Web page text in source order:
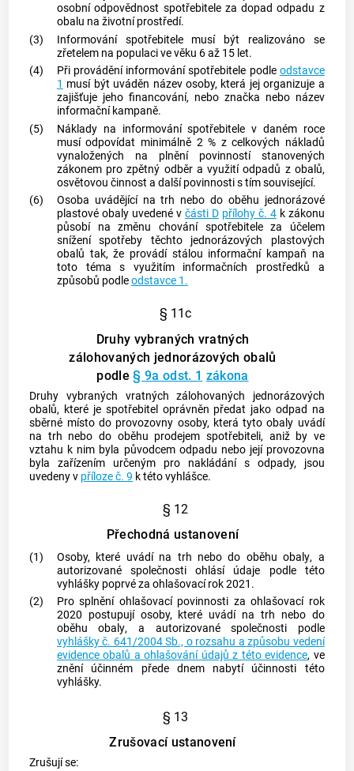
osobní odpovědnost spotřebiteleza dopad odpadu z
obalu na životní prostředí.
(3)
Informování spotřebitelemusí být realizováno se
zřetelem na populaci ve věku 6 až 15 let.
(4)
Při provádění informováníspotřebitele podle odstavce
1 musí být uváděn název osoby, která jej organizuje a
zajišťuje jeho financování, nebo značka nebo název
informační kampaně.
(5)
Náklady na informováníspotřebitele v daném roce
musí odpovídat minimálně 2 % z celkových nákladů
vynaložených na plnění povinností stanovených
zákonem pro zpětný odběr a využití odpadů z obalů,
osvětovou činnost a další povinnosti s tím související.
(6)
Osoba uvádějící na trh nebo do oběhu jednorázové
plastové obalyuvedené v části D přílohy č. 4k zákonu
působí na změnu chování spotřebiteleza účelem
snížení spotřeby těchto jednorázových plastových
obalů tak, že provádí stálou informační kampaň na
toto téma s využitím informačních prostředků a
způsobů podleodstavce 1.
§ 11c
Druhy vybraných vratných
zálohovaných jednorázových obalů
podle§ 9a odst. 1 zákona
Druhy vybraných vratných zálohovaných jednorázových
obalů, které je spotřebitel oprávněn předat jako odpad na
sběrné místo do provozovny osoby, která tytoobaly uvádí
na trh nebo do oběhu prodejem spotřebiteli, aniž by ve
vztahu k nim byla původcem odpadu nebo její provozovna
byla zařízením určeným pro nakládání s odpady, jsou
uvedeny v příloze č. 9 k této vyhlášce.
§ 12
Přechodná ustanovení
(1) Osoby, které uvádí na trh nebo do oběhuobaly, a
autorizované společnosti ohlásí údaje podle této
vyhlášky poprvé za ohlašovací rok 2021.
(2)
Pro splnění ohlašovací povinnosti za ohlašovací rok
2020 postupují osoby, které uvádí na trh nebo do
oběhuobaly, a autorizované společnosti podle
vyhlášky č. 641/2004 Sb., o rozsahu a způsobu vedení
evidence obalů a ohlašování údajů z této evidence, ve
znění účinném přede dnem nabytí účinnosti této
vyhlášky.
§ 13
Zrušovací ustanovení
Zrušují se: